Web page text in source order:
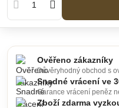
Ověřeno zákazníky
Důvěryhodný obchod s
Snadné vrácení ve
Garance vrácení peněz
Zboží zdarma